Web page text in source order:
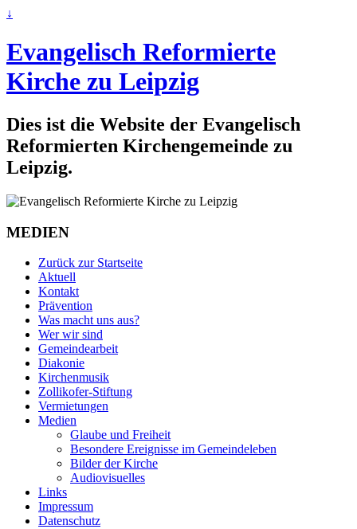
↓
Evangelisch Reformierte
Kirche zu Leipzig
Dies ist die Website der Evangelisch
Reformierten Kirchengemeinde zu
Leipzig.
MEDIEN
Zurück zur Startseite
Aktuell
Kontakt
Prävention
Was macht uns aus?
Wer wir sind
Gemeindearbeit
Diakonie
Kirchenmusik
Zollikofer-Stiftung
Vermietungen
Medien
Glaube und Freiheit
Besondere Ereignisse im Gemeindeleben
Bilder der Kirche
Audiovisuelles
Links
Impressum
Datenschutz